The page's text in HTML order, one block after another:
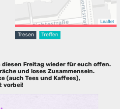
Leaflet
Tresen Treffen
diesen Freitag wieder für euch offen.
und loses Zusammensein.
(auch Tees und Kaffees),
vorbei!